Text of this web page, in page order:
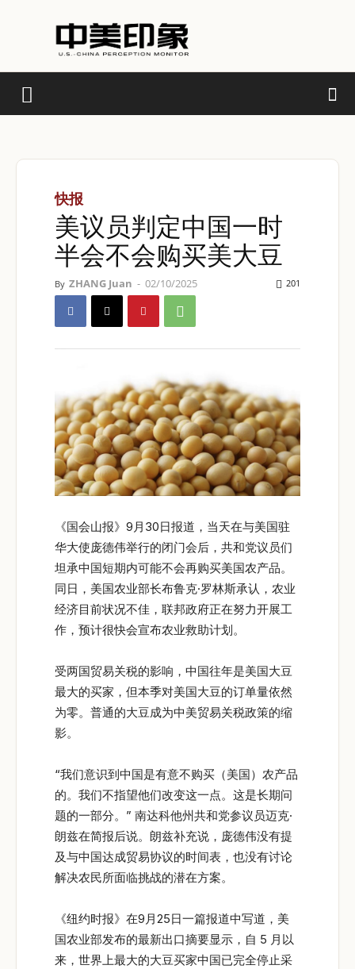
快报
美议员判定中国一时
半会不会购买美大豆
By ZHANG Juan - 02/10/2025 201
《国会山报》9月30日报道，当天在与美国驻
华大使庞德伟举行的闭门会后，共和党议员们
坦承中国短期内可能不会再购买美国农产品。
同日，美国农业部长布鲁克·罗林斯承认，农业
经济目前状况不佳，联邦政府正在努力开展工
作，预计很快会宣布农业救助计划。
受两国贸易关税的影响，中国往年是美国大豆
最大的买家，但本季对美国大豆的订单量依然
为零。普通的大豆成为中美贸易关税政策的缩
影。
“我们意识到中国是有意不购买（美国）农产品
的。我们不指望他们改变这一点。这是长期问
题的一部分。” 南达科他州共和党参议员迈克·
朗兹在简报后说。朗兹补充说，庞德伟没有提
及与中国达成贸易协议的时间表，也没有讨论
解决农民所面临挑战的潜在方案。
《纽约时报》在9月25日一篇报道中写道，美
国农业部发布的最新出口摘要显示，自 5 月以
来，世界上最大的大豆买家中国已完全停止采